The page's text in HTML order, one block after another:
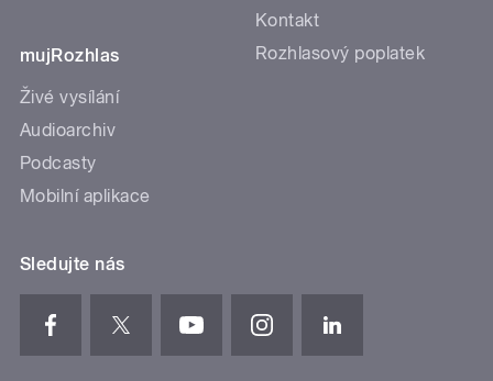
mujRozhlas
Živé vysílání
Audioarchiv
Podcasty
Mobilní aplikace
Kontakt
Rozhlasový poplatek
Sledujte nás